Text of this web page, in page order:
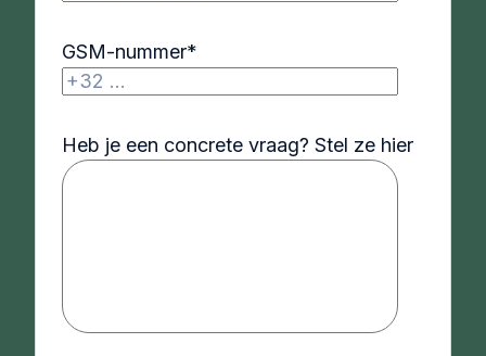
GSM-nummer*
Heb je een concrete vraag? Stel ze hier